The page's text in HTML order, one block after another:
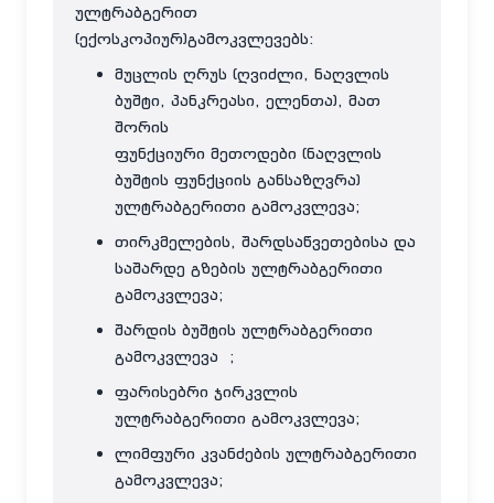
ულტრაბგერით
(ექოსკოპიურ)გამოკვლევებს:
მუცლის ღრუს (ღვიძლი, ნაღვლის
ბუშტი, პანკრეასი, ელენთა), მათ
შორის
ფუნქციური მეთოდები (ნაღვლის
ბუშტის ფუნქციის განსაზღვრა)
ულტრაბგერითი გამოკვლევა;
თირკმელების, შარდსაწვეთებისა და
საშარდე გზების ულტრაბგერითი
გამოკვლევა;
შარდის ბუშტის ულტრაბგერითი
გამოკვლევა ;
ფარისებრი ჯირკვლის
ულტრაბგერითი გამოკვლევა;
ლიმფური კვანძების ულტრაბგერითი
გამოკვლევა;